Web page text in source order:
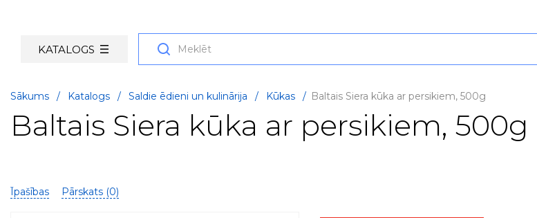
KATALOGS
Sākums / Katalogs / Saldie ēdieni un kulinārija / Kūkas / Baltais Siera kūka ar persikiem, 500g
Baltais Siera kūka ar persikiem, 500g
Īpašības Pārskats (0)